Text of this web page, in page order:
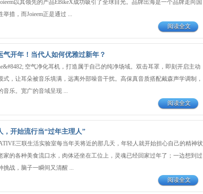
以其领先的产品EBikeX成功吸引了全球目光。品牌出海是一个品牌走向国
举措，而Joieem正是通过 ...
阅读全文
气开年！当代人如何优雅过新年？
空气净化耳机，打造属于自己的纯净场域。双击耳罩，即刻开启主动
式，让耳朵被音乐填满，远离外部噪音干扰。高保真音质搭配戴森声学调制，
音乐。宽广的音域呈现 ...
阅读全文
，开始流行当“过年主理人”
三联生活实验室每当年关将近的那几天，年轻人就开始担心自己的精神状
家的各种美食流口水，肉体还坐在工位上，灵魂已经回家过年了；一边想到过
挑战，脑子一瞬间又清醒 ...
阅读全文